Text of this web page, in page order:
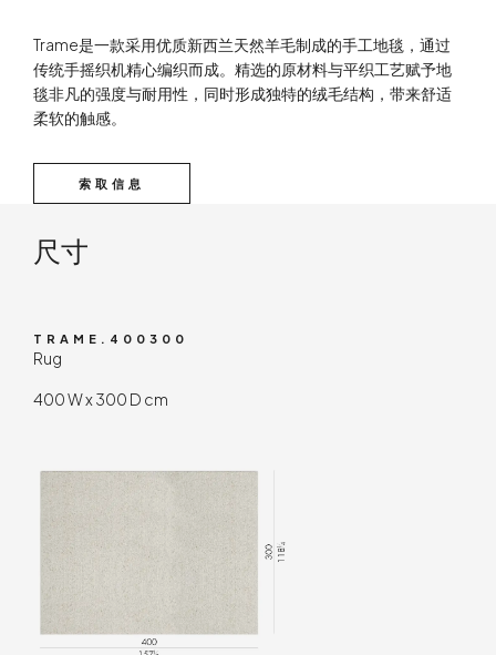
Trame是一款采用优质新西兰天然羊毛制成的手工地毯，通过
传统手摇织机精心编织而成。精选的原材料与平织工艺赋予地
毯非凡的强度与耐用性，同时形成独特的绒毛结构，带来舒适
柔软的触感。
索取信息
尺寸
TRAME.400300
Rug
400 W x 300 D cm